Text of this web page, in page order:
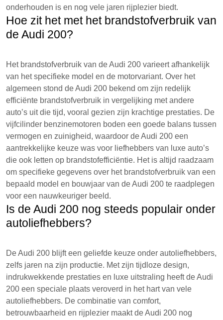
onderhouden is en nog vele jaren rijplezier biedt.
Hoe zit het met het brandstofverbruik van
de Audi 200?
Het brandstofverbruik van de Audi 200 varieert afhankelijk
van het specifieke model en de motorvariant. Over het
algemeen stond de Audi 200 bekend om zijn redelijk
efficiënte brandstofverbruik in vergelijking met andere
auto’s uit die tijd, vooral gezien zijn krachtige prestaties. De
vijfcilinder benzinemotoren boden een goede balans tussen
vermogen en zuinigheid, waardoor de Audi 200 een
aantrekkelijke keuze was voor liefhebbers van luxe auto’s
die ook letten op brandstofefficiëntie. Het is altijd raadzaam
om specifieke gegevens over het brandstofverbruik van een
bepaald model en bouwjaar van de Audi 200 te raadplegen
voor een nauwkeuriger beeld.
Is de Audi 200 nog steeds populair onder
autoliefhebbers?
De Audi 200 blijft een geliefde keuze onder autoliefhebbers,
zelfs jaren na zijn productie. Met zijn tijdloze design,
indrukwekkende prestaties en luxe uitstraling heeft de Audi
200 een speciale plaats veroverd in het hart van vele
autoliefhebbers. De combinatie van comfort,
betrouwbaarheid en rijplezier maakt de Audi 200 nog